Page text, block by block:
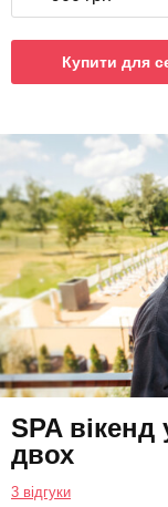
Купити для
SPA
двох
3 відгуки